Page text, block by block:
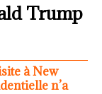
Trump
à New
n’a